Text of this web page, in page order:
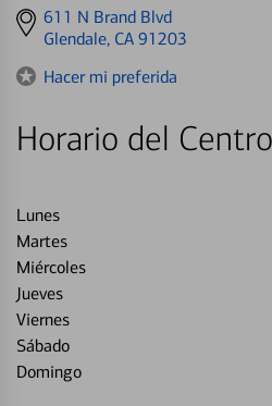
Get
directions
611 N Brand Blvd
Glendale, CA 91203
Hacer mi preferida
Horario del
Lunes
Martes
Miércoles
Jueves
Viernes
Sábado
Domingo